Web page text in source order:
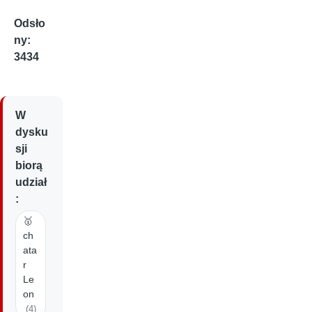
Odsło
ny:
3434
W
dysku
sji
biorą
udział
:
🥇
ch
ata
r
Le
on
(4)